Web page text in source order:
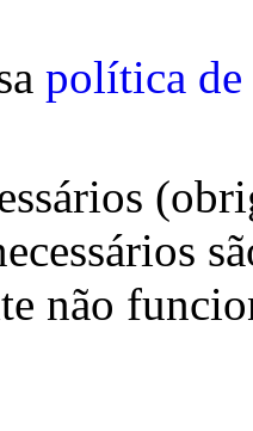
política de
não